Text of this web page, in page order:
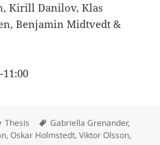
Kirill Danilov, Klas
Benjamin Midtvedt &
11:00
Categories
Thesis Tags
Gabriella Grenander,
,Oskar Holmstedt,Viktor Olsson,